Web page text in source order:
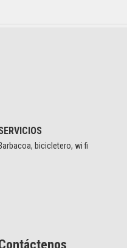
Barbacoa, bicicletero, wi fi